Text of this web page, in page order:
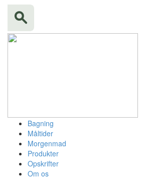
Bagning
Måltider
Morgenmad
Produkter
Opskrifter
Om os